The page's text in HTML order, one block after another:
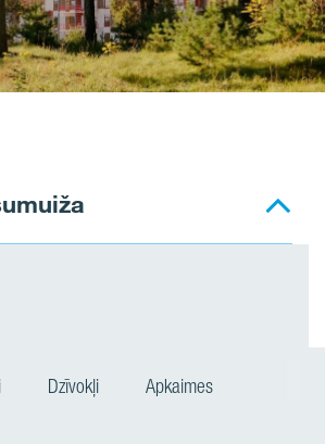
Dzīvokļi Apkaimes